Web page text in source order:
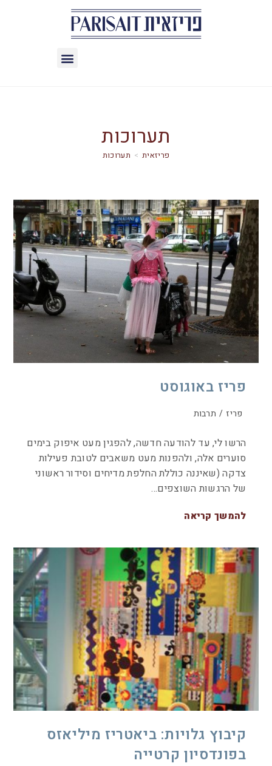
תערוכות
> תערוכות
פריז באוגוסט
פריז / תרבות
הרשו לי, עד להודעה חדשה, להפגין מעט איפוק בימים
סוערים אלה, ולהפנות מעט משאבים לטובת פעילות
צדקה (שאיננה כוללת החלפת מדיחים וסידור ראשוני
של הרגשות השוצפים…
להמשך קריאה
קיבוץ גלויות: ביאטריז מיליאזס
בפונדסיון קרטייה